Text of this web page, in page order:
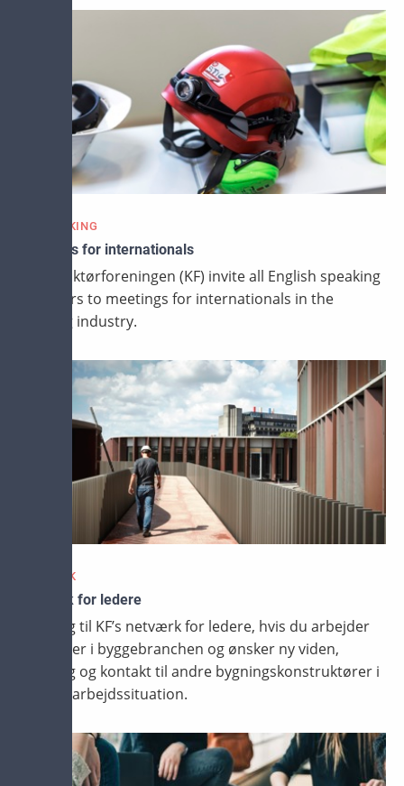
NETWORKING
Meetings for internationals
Konstruktørforeningen (KF) invite all English speaking
members to meetings for internationals in the
building industry.
NETVÆRK
Netværk for ledere
Meld dig til KF’s netværk for ledere, hvis du arbejder
som leder i byggebranchen og ønsker ny viden,
sparring og kontakt til andre bygningskonstruktører i
samme arbejdssituation.